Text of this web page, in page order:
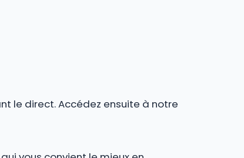
le direct. Accédez ensuite à notre